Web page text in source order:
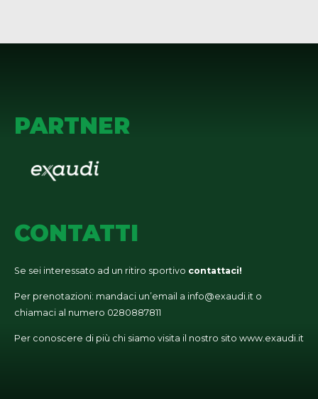
PARTNER
CONTATTI
Se sei interessato ad un ritiro sportivo contattaci!
Per prenotazioni: mandaci un’email a info@exaudi.it o
chiamaci al numero 0280887811
Per conoscere di più chi siamo visita il nostro sito www.exaudi.it